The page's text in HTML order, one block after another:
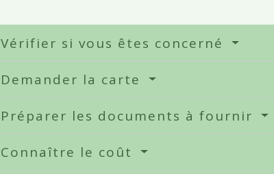
Vérifier si vous êtes concerné
Demander la carte
Préparer les documents à fournir
Connaître le coût